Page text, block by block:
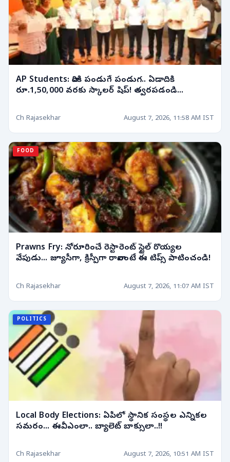
AP Students: వారికి పండుగే పండుగ.. ఏడాదికి
రూ.1,50,000 వరకు స్కాలర్ షిప్! త్వరపడండి...
Ch Rajasekhar August 7, 2026, 11:58 AM IST
FOOD
Prawns Fry: నోరూరించే రెస్టారెంట్ స్టైల్ రొయ్యల
వేపుడు... జ్యూసీగా, క్రిస్పీగా రావాలంటే ఈ టిప్స్ పాటించండి!
Ch Rajasekhar August 7, 2026, 11:07 AM IST
POLITICS
Local Body Elections: ఏపీలో స్థానిక సంస్థల ఎన్నికల
సమరం... ఈవీఎంలా.. బ్యాలెట్ బాక్సులా..!!
Ch Rajasekhar August 7, 2026, 10:51 AM IST